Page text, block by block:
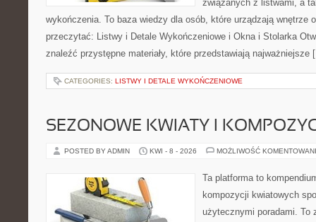
związanych z listwami, a
wykończenia. To baza wiedzy dla osób, które urządzają wnętrze
przeczytać: Listwy i Detale Wykończeniowe i Okna i Stolarka
znaleźć przystępne materiały, które przedstawiają
CATEGORIES: LISTWY I DETALE WYKOŃCZENIOWE
SEZONOWE KWIATY I
POSTED BY ADMIN KWI - 8 - 2026 MOŻLIWOŚĆ
Ta platforma to
kompozycji kwiatowych
użytecznymi poradami. To